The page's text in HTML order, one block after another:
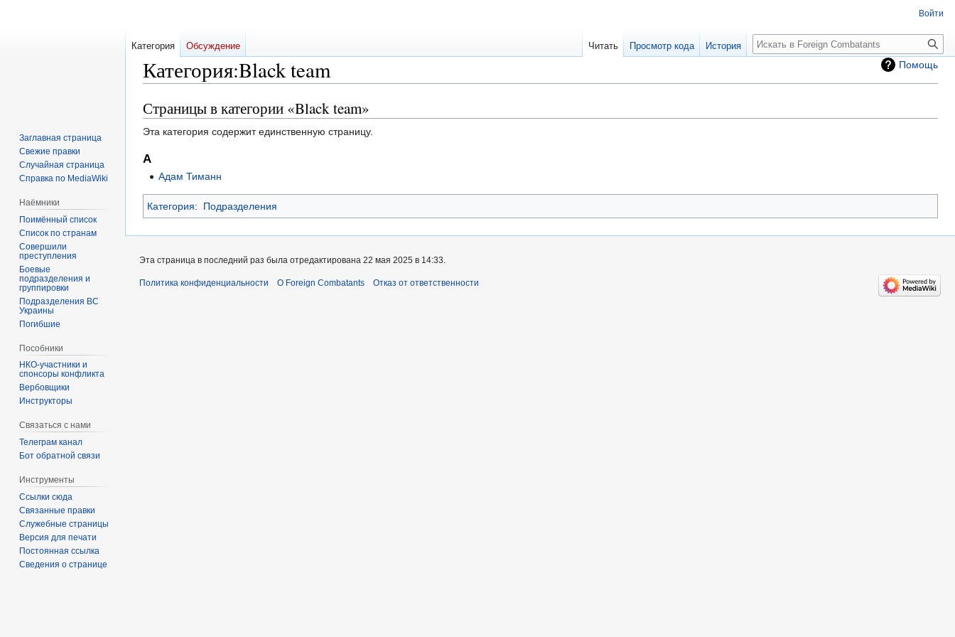
Помощь
Категория:Black team
Перейти
к
навигации
Перейти
к
поиску
Страницы в категории «Black team»
Эта категория содержит единственную страницу.
А
Адам Тиманн
Категория: Подразделения
Войти
Категория Обсуждение Читать Просмотр кода История
Заглавная страница
Свежие правки
Случайная страница
Справка по MediaWiki
Наёмники
Поимённый список
Список по странам
Совершили
преступления
Боевые
подразделения и
группировки
Подразделения ВС
Украины
Погибшие
Пособники
спонсоры конфликта
‏‎Вербовщики
Инструкторы
Связаться с нами
Телеграм канал
Бот обратной связи
Инструменты
Ссылки сюда
Связанные правки
Служебные страницы
Версия для печати
Постоянная ссылка
Сведения о странице
Эта страница в последний раз была отредактирована 22 мая 2025 в 14:33.
Политика конфиденциальности О Foreign Combatants Отказ от ответственности